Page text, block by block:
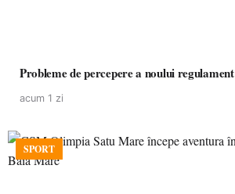
Probleme de percepere a noului regulament
acum 1 zi
SPORT